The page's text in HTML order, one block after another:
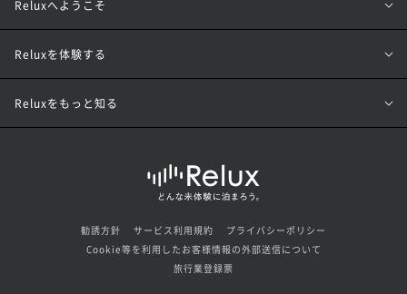
Reluxへようこそ
Reluxを体験する
Reluxをもっと知る
勧誘方針 サービス利用規約
プライバシーポリシー
Cookie等を利用したお客様情報の外部送信について
旅行業登録票